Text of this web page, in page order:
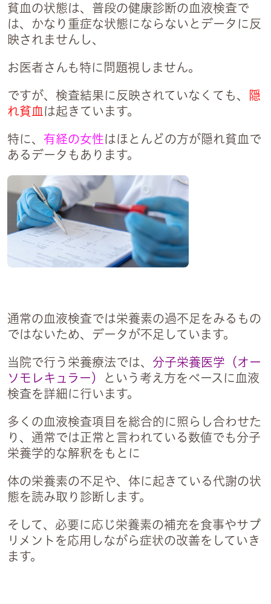
貧血の状態は、普段の健康診断の血液検査で
は、かなり重症な状態にならないとデータに反
映されませんし、
お医者さんも特に問題視しません。
ですが、検査結果に反映されていなくても、
隠
れ貧血は起きています。
特に、 有経の女性はほとんどの方が隠れ貧血で
あるデータもあります。
通常の血液検査では栄養素の過不足をみるもの
ではないため、データが不足しています。
当院で行う栄養療法では、 分子栄養医学（オー
ソモレキュラー）
という考え方をベースに血液
検査を詳細に行います。
多くの血液検査項目を総合的に照らし合わせた
り、通常では正常と言われている数値でも分子
栄養学的な解釈をもとに
体の栄養素の不足や、体に起きている代謝の状
態を読み取り診断します。
そして、必要に応じ栄養素の補充を食事やサプ
リメントを応用しながら症状の改善をしていき
ます。